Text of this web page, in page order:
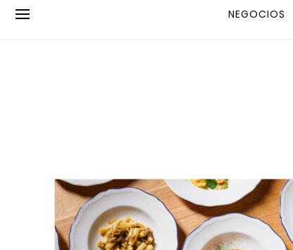
NEGOCIOS